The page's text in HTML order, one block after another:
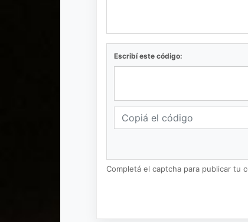
Escribí este código:
Completá el captcha para publicar tu